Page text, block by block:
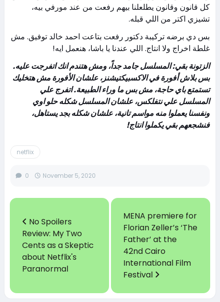
كل قانون وقانون يطلعلنا بيهم رفعت من عند مورفي بيه،
تشيزي اكتر من اللي قبله.
بس دي برضه تركيبة دكتور رفعت بتاعت احمد خالد توفيق. مش
غلطة اخراج ولا انتاج. اللي عندنا يا باشا، هنعمل ايه!
الزتونة بقي: المسلسل جامد جداً، ومش هتندم انك اتفرجت عليه.
بس بلاش أفورة في الاكسبيكتيشنز، علشان الأفورة مش هتخليك
تستمتع باي حاجة، مش بس ما وراء الطبيعة. اتفرج علي
المسلسل علي نتفلكس، علشان المسلسل شكله حلو اوي
ونفسنا يعملوا منه مواسم تانية، علشان شكله بجد يستاهل،
فنشجعهم بقي يكملوا انتاج!
netflix
0 November 5, 2020
No Spoilers
Review: My Two
Cents as a Skeptic
about Netflix's
Paranormal
MENA premiere for
Florian Zeller’s ‘The
Father’ at the
42nd Cairo
International Film
Festival